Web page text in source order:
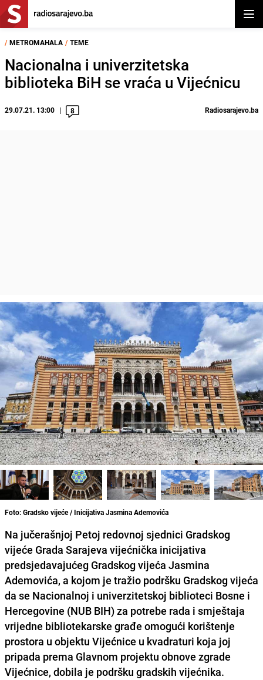
/ METROMAHALA / TEME
Nacionalna i univerzitetska
biblioteka BiH se vraća u Vijećnicu
29.07.21. 13:00 8 Radiosarajevo.ba
Foto: Gradsko vijeće / Inicijativa Jasmina Ademovića
Na jučerašnjoj Petoj redovnoj sjednici Gradskog
vijeće Grada Sarajeva vijećnička inicijativa
predsjedavajućeg Gradskog vijeća Jasmina
Ademovića, a kojom je tražio podršku Gradskog vijeća
da se Nacionalnoj i univerzitetskoj biblioteci Bosne i
Hercegovine (NUB BIH) za potrebe rada i smještaja
vrijedne bibliotekarske građe omogući korištenje
prostora u objektu Vijećnice u kvadraturi koja joj
pripada prema Glavnom projektu obnove zgrade
Vijećnice, dobila je podršku gradskih vijećnika.